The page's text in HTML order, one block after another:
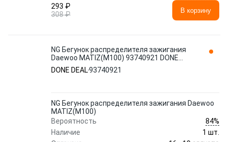
293 ₽
308 ₽
В корзину
NG Бегунок распределителя зажигания
Daewoo MATIZ(M100) 93740921 DONE
DEAL
DONE DEAL93740921
NG Бегунок распределителя зажигания Daewoo
MATIZ(M100)
Вероятность
84%
Наличие
1 шт.